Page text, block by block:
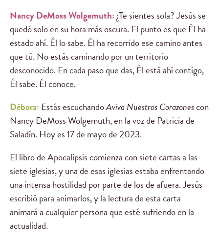
Nancy DeMoss Wolgemuth:¿Te sientes sola? Jesús se
quedó solo en su hora más oscura. El punto es que Él ha
estado ahí. Él lo sabe. Él ha recorrido ese camino antes
que tú. No estás caminando por un territorio
desconocido. En cada paso que das, Él está ahí contigo,
Él sabe. Él conoce.
Débora: Estás escuchandoAviva Nuestros Corazonescon
Nancy DeMoss Wolgemuth, en la voz de Patricia de
Saladín. Hoy es 17 de mayo de 2023.
El libro de Apocalipsis comienza con siete cartas a las
siete iglesias, y una de esas iglesias estaba enfrentando
una intensa hostilidad por parte de los de afuera. Jesús
escribió para animarlos, y la lectura de esta carta
animará a cualquier persona que esté sufriendo en la
actualidad.